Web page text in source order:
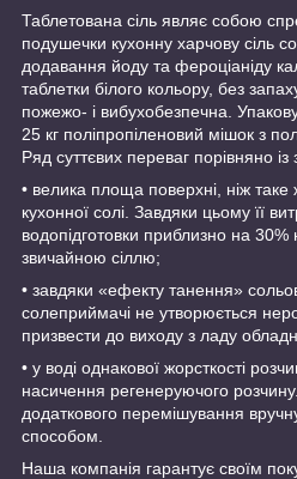
Таблетована сіль являє собою
подушечки кухонну харчову сіль
додавання йоду та фероціаніду
таблетки білого кольору, без
пожежо- і вибухобезпечна.
25 кг поліпропіленовий мішок з
Ряд суттєвих переваг порівняно
• велика площа поверхні, ніж таке
кухонної солі. Завдяки цьому її
водопідготовки приблизно на 30%
звичайною сіллю;
• завдяки «ефекту танення»
солеприймачі не утворюється
призвести до виходу з ладу
• у воді однакової жорсткості
насичення регенеруючого
додаткового перемішування
способом.
Наша компанія гарантує своїм